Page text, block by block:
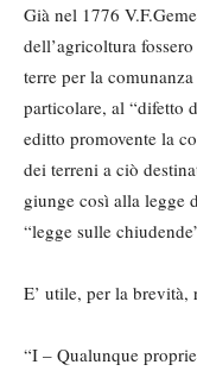
Già nel 1776
dell’agricoltura
terre per la
particolare, al “difetto
editto promovente la
dei terreni a ciò
giunge così alla legge
“legge sulle
E’ utile, per la
“I – Qualunque